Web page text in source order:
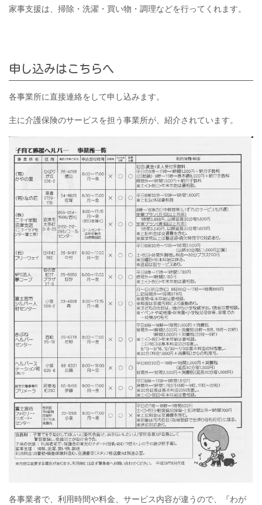
家事支援は、掃除・洗濯・買い物・調理などを行ってくれます。
申し込みはこちらへ
各事業所に直接連絡をして申し込みます。
主に介護保険のサービスを担う事業所が、紹介されています。
各事業者で、利用時間や料金、サービス内容が違うので、『わが